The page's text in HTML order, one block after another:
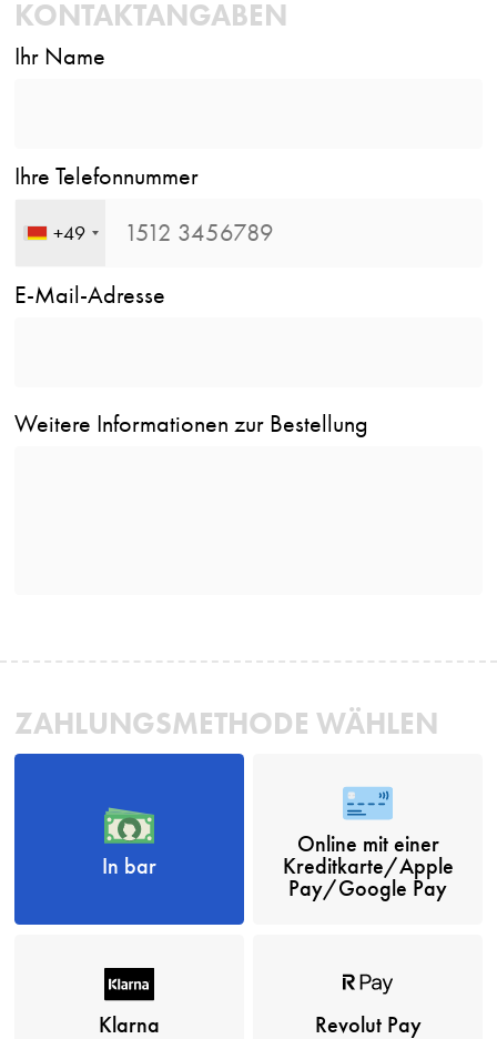
KONTAKTANGABEN
Ihr Name
Ihre Telefonnummer
+49
E-Mail-Adresse
Weitere Informationen zur Bestellung
ZAHLUNGSMETHODE WÄHLEN
In bar
Online mit einer
Kreditkarte/Apple
Pay/Google Pay
Klarna Revolut Pay